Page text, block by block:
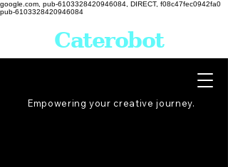
google.com, pub-6103328420946084, DIRECT, f08c47fec0942fa0
pub-6103328420946084
Empowering your creative journey.
Caterobot